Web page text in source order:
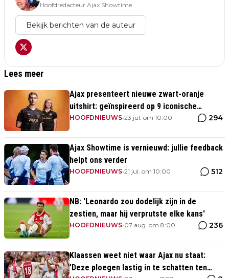
Hoofdredacteur Ajax Showtime
Bekijk berichten van de auteur
Lees meer
Ajax presenteert nieuwe zwart-oranje
uitshirt: geïnspireerd op 9 iconische
momenten uit clubhistorie
HOOFDNIEUWS•23 jul. om 10:00 294
Ajax Showtime is vernieuwd: jullie feedback
helpt ons verder
HOOFDNIEUWS•21 jul. om 10:00 512
NB: 'Leonardo zou dodelijk zijn in de
zestien, maar hij verprutste elke kans'
HOOFDNIEUWS•07 aug. om 8:00 236
Klaassen weet niet waar Ajax nu staat:
'Deze ploegen lastig in te schatten ten